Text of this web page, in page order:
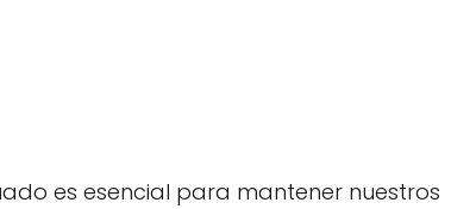
es esencial para mantener nuestros